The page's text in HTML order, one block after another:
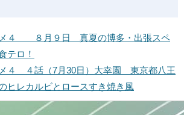
メ４ ８月９日 真夏の博多・出張スペ
テロ！
４ ４話（7月30日）大幸園 東京都八王
ヒレカルビとロースすき焼き風